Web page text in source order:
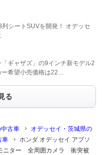
シートSUVを開発！ オデッセ
ギャザズ」の9インチ新モデル2
ー希望小売価格は22…
る
古車
オデッセイ・茨城県の
車
ホンダ オデッセイ アブソ
ニター 全周囲カメラ 衝突被